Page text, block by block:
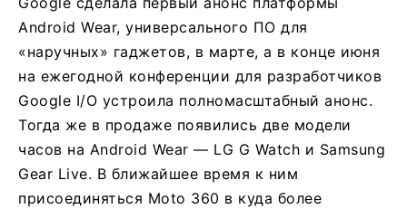
Android Wear, универсального ПО для
«наручных» гаджетов, в марте, а в конце июня
на ежегодной конференции для разработчиков
Google I/O устроила полномасштабный анонс.
Тогда же в продаже появились две модели
часов на Android Wear — LG G Watch и Samsung
Gear Live. В ближайшее время к ним
присоединяться Moto 360 в куда более